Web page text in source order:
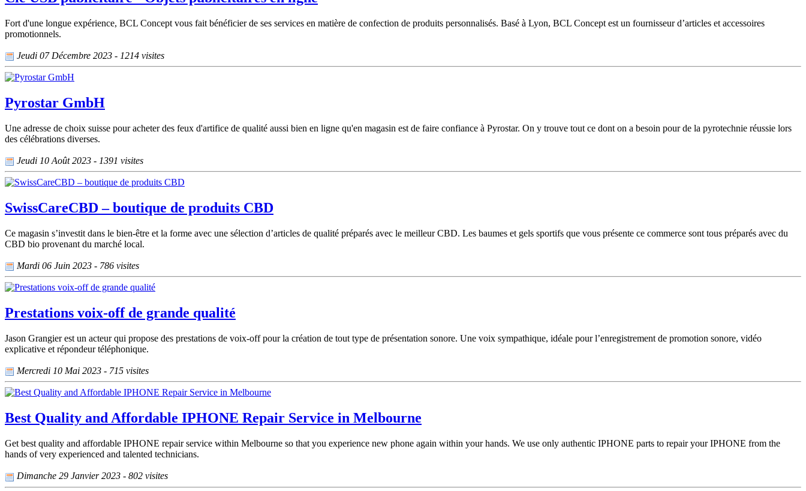
Fort d'une longue expérience, BCL Concept vous fait bénéficier de ses services en matière de confection de produits personnalisés. Basé à Lyon, BCL Concept est un fournisseur d’articles et accessoires
promotionnels.
Jeudi 07 Décembre 2023 - 1214 visites
Pyrostar GmbH
Une adresse de choix suisse pour acheter des feux d'artifice de qualité aussi bien en ligne qu'en magasin est de faire confiance à Pyrostar. On y trouve tout ce dont on a besoin pour de la pyrotechnie réussie lors
des célébrations diverses.
Jeudi 10 Août 2023 - 1391 visites
SwissCareCBD – boutique de produits CBD
Ce magasin s’investit dans le bien-être et la forme avec une sélection d’articles de qualité préparés avec le meilleur CBD. Les baumes et gels sportifs que vous présente ce commerce sont tous préparés avec du
CBD bio provenant du marché local.
Mardi 06 Juin 2023 - 786 visites
Prestations voix-off de grande qualité
Jason Grangier est un acteur qui propose des prestations de voix-off pour la création de tout type de présentation sonore. Une voix sympathique, idéale pour l’enregistrement de promotion sonore, vidéo
explicative et répondeur téléphonique.
Mercredi 10 Mai 2023 - 715 visites
Best Quality and Affordable IPHONE Repair Service in Melbourne
Get best quality and affordable IPHONE repair service within Melbourne so that you experience new phone again within your hands. We use only authentic IPHONE parts to repair your IPHONE from the
hands of very experienced and talented technicians.
Dimanche 29 Janvier 2023 - 802 visites